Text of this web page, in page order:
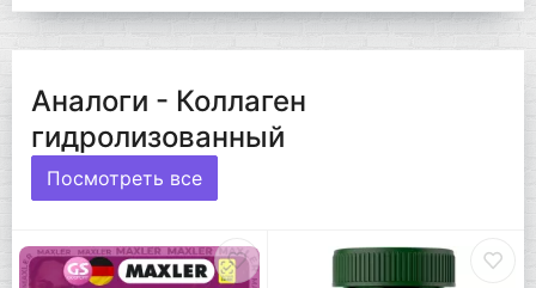
Аналоги - Коллаген
гидролизованный
Посмотреть все